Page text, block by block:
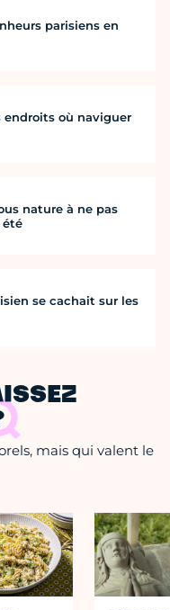
parisiens en
endroits où naviguer
nature à ne pas
été
se cachait sur les
mais qui valent le